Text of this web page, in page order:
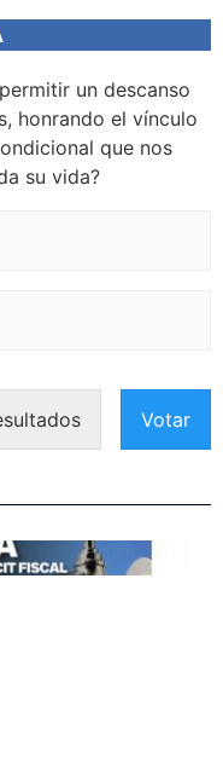
un descanso
honrando el vínculo
que nos
su vida?
Votar